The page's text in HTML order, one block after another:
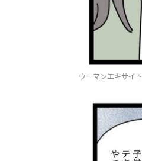
ウーマンエキサイト